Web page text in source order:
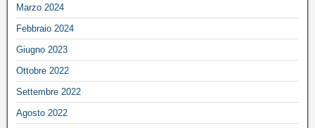
Marzo 2024
Febbraio 2024
Giugno 2023
Ottobre 2022
Settembre 2022
Agosto 2022